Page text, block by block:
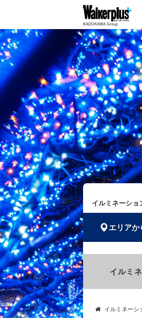
イルミネーシ
エリア
イルミ
イルミネーシ